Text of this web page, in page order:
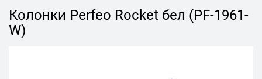
Колонки Perfeo Rocket бел (PF-1961-
W)